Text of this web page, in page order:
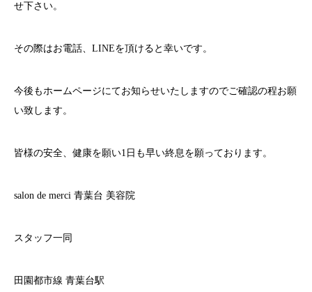
せ下さい。
その際はお電話、 LINEを頂けると幸いです。
今後もホームページにてお知らせいたしますのでご確認の程お願
い致します。
皆様の安全、健康を願い1 日も早い終息を願っております。
salon de merci 青葉台 美容院
スタッフ一同
田園都市線 青葉台駅